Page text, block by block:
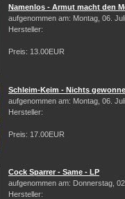
Namenlos - Armut macht den
aufgenommen am: Montag, 06.
Hersteller:
Preis: 13.00EUR
Schleim-Keim - Nichts
aufgenommen am: Montag, 06.
Hersteller:
Preis: 17.00EUR
Cock Sparrer - Same - LP
aufgenommen am: Donnerstag,
Hersteller: